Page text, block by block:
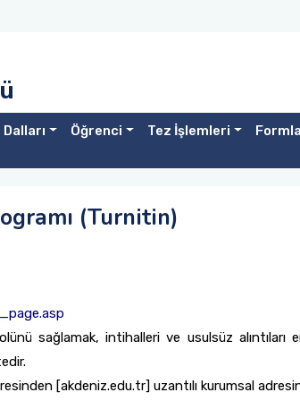
Öğrenci Tez İşlemleri
(Turnitin)
sağlamak, intihalleri ve usulsüz alıntıları
[akdeniz.edu.tr] uzantılı kurumsal